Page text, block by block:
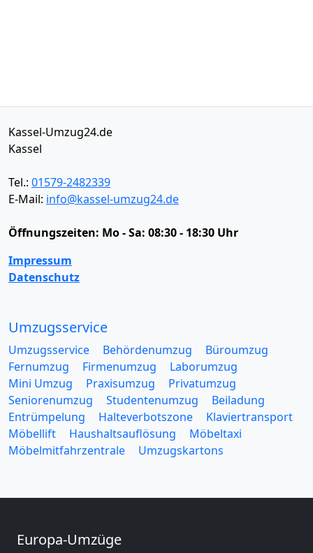
Kassel-Umzug24.de
Kassel
Tel.: 01579-2482339
E-Mail: info@kassel-umzug24.de
Öffnungszeiten: Mo - Sa: 08:30 - 18:30 Uhr
Impressum
Datenschutz
Umzugsservice
Umzugsservice Behördenumzug
Büroumzug
Fernumzug
Firmenumzug
Laborumzug
Mini Umzug
Praxisumzug
Privatumzug
Seniorenumzug
Studentenumzug
Beiladung
Entrümpelung
Halteverbotszone
Klaviertransport
Möbellift
Haushaltsauflösung
Möbeltaxi
Möbelmitfahrzentrale
Umzugskartons
Europa-Umzüge